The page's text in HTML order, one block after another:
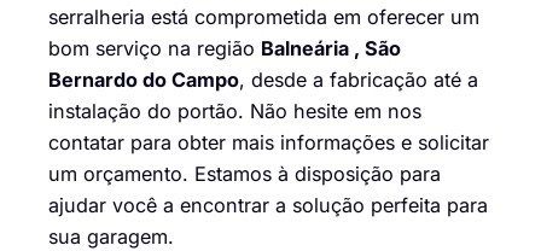
serralheria está comprometida em oferecer um
bom serviço na região Balneária , São
Bernardo do Campo, desde a fabricação até a
instalação do portão. Não hesite em nos
contatar para obter mais informações e solicitar
um orçamento. Estamos à disposição para
ajudar você a encontrar a solução perfeita para
sua garagem.